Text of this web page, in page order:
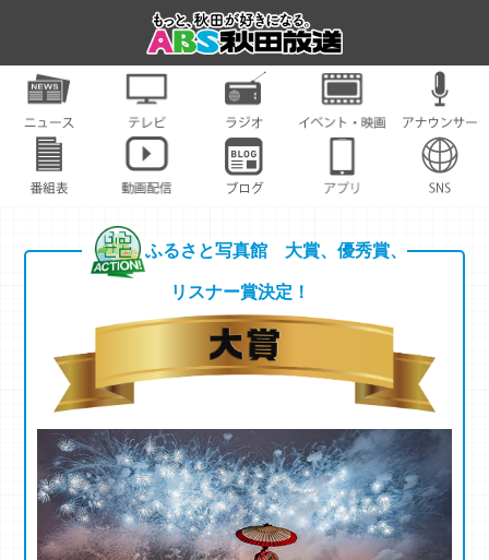
ふるさと写真館 大賞、優秀賞、
リスナー賞決定！